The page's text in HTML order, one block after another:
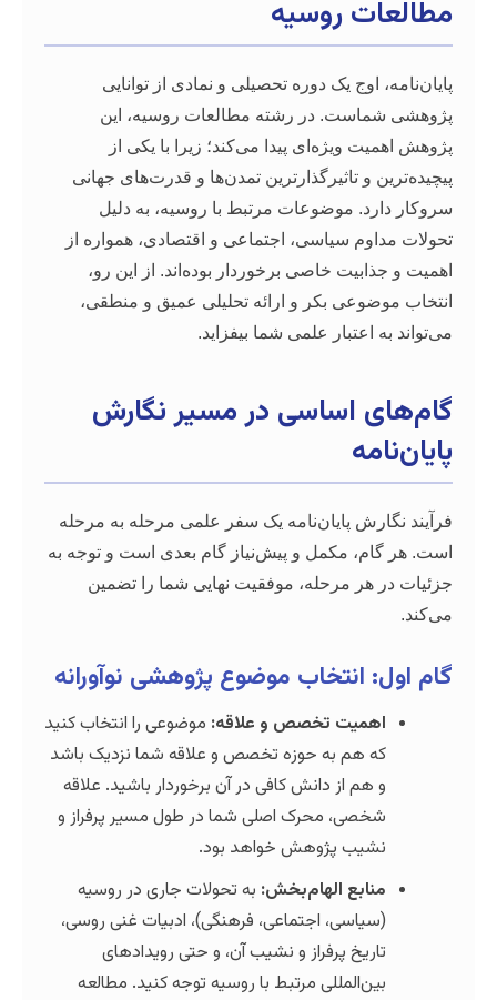
روسیه
اوج یک دوره تحصیلی و نمادی از توانایی
در رشته مطالعات روسیه، این
ویژه‌ای پیدا می‌کند؛ زیرا با یکی از
و تاثیرگذارترین تمدن‌ها و قدرت‌های جهانی
موضوعات مرتبط با روسیه، به دلیل
سیاسی، اجتماعی و اقتصادی، همواره از
خاصی برخوردار بوده‌اند. از این رو،
بکر و ارائه تحلیلی عمیق و منطقی،
علمی شما بیفزاید.
اساسی در مسیر نگارش
پایان‌نامه یک سفر علمی مرحله به مرحله
مکمل و پیش‌نیاز گام بعدی است و توجه به
مرحله، موفقیت نهایی شما را تضمین
انتخاب موضوع پژوهشی نوآورانه
تخصص و علاقه: موضوعی را انتخاب کنید
هم به حوزه تخصص و علاقه شما نزدیک باشد
از دانش کافی در آن برخوردار باشید. علاقه
محرک اصلی شما در طول مسیر پرفراز و
پژوهش خواهد بود.
الهام‌بخش:به تحولات جاری در روسیه
اجتماعی، فرهنگی)، ادبیات غنی روسی،
پرفراز و نشیب آن، و حتی رویدادهای
مرتبط با روسیه توجه کنید. مطالعه